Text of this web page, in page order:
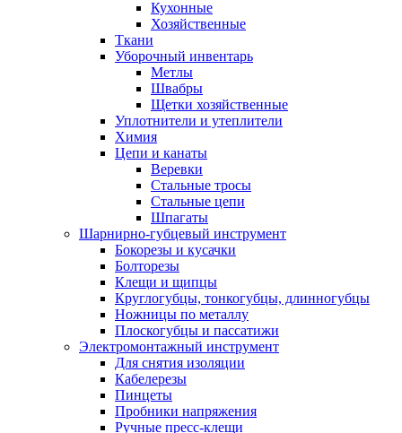
Кухонные
Хозяйственные
Ткани
Уборочный инвентарь
Метлы
Швабры
Щетки хозяйственные
Уплотнители и утеплители
Химия
Цепи и канаты
Веревки
Стальные тросы
Стальные цепи
Шпагаты
Шарнирно-губцевый инструмент
Бокорезы и кусачки
Болторезы
Клещи и щипцы
Круглогубцы, тонкогубцы, длинногубцы
Ножницы по металлу
Плоскогубцы и пассатижи
Электромонтажный инструмент
Для снятия изоляции
Кабелерезы
Пинцеты
Пробники напряжения
Ручные пресс-клещи